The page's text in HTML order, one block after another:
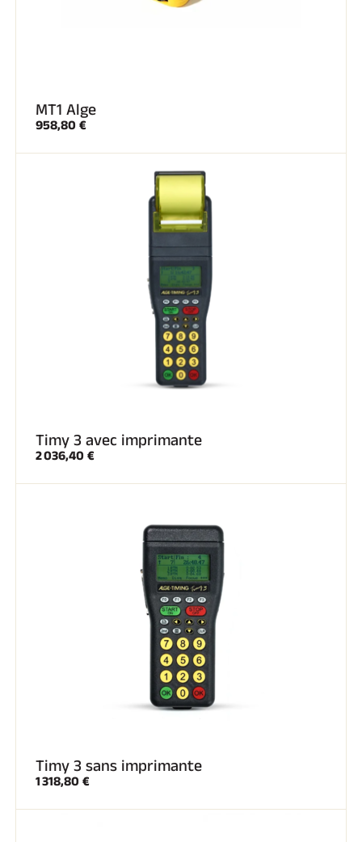
MT1 Alge
958,80 €
Timy 3 avec imprimante
2 036,40 €
Timy 3 sans imprimante
1 318,80 €